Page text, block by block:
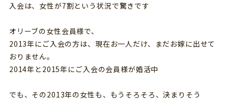
入会は、女性が7割という状況で驚きです
オリーブの女性会員様で、
2013年にご入会の方は、現在お一人だけ、まだお嫁に出せて
おりません。
2014年と2015年にご入会の会員様が婚活中
でも、その2013年の女性も、もうそろそろ、決まりそう